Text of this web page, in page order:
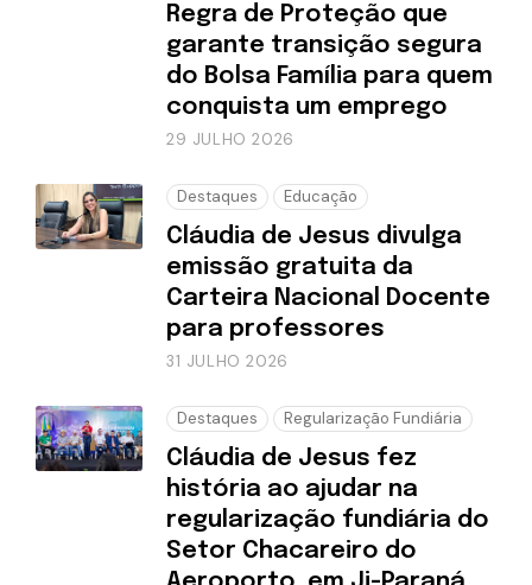
Regra de Proteção que
garante transição segura
do Bolsa Família para quem
conquista um emprego
29 JULHO 2026
Destaques Educação
Cláudia de Jesus divulga
emissão gratuita da
Carteira Nacional Docente
para professores
31 JULHO 2026
Destaques Regularização Fundiária
Cláudia de Jesus fez
história ao ajudar na
regularização fundiária do
Setor Chacareiro do